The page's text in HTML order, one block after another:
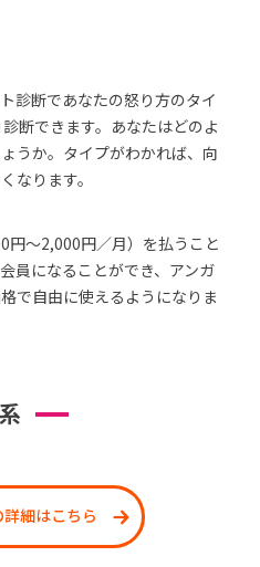
診断であなたの怒り方のタイ
断できます。あなたはどのよ
うか。タイプがわかれば、向
なります。
円～2,000円／月）を払うこと
員になることができ、アンガ
で自由に使えるようになりま
細はこちら